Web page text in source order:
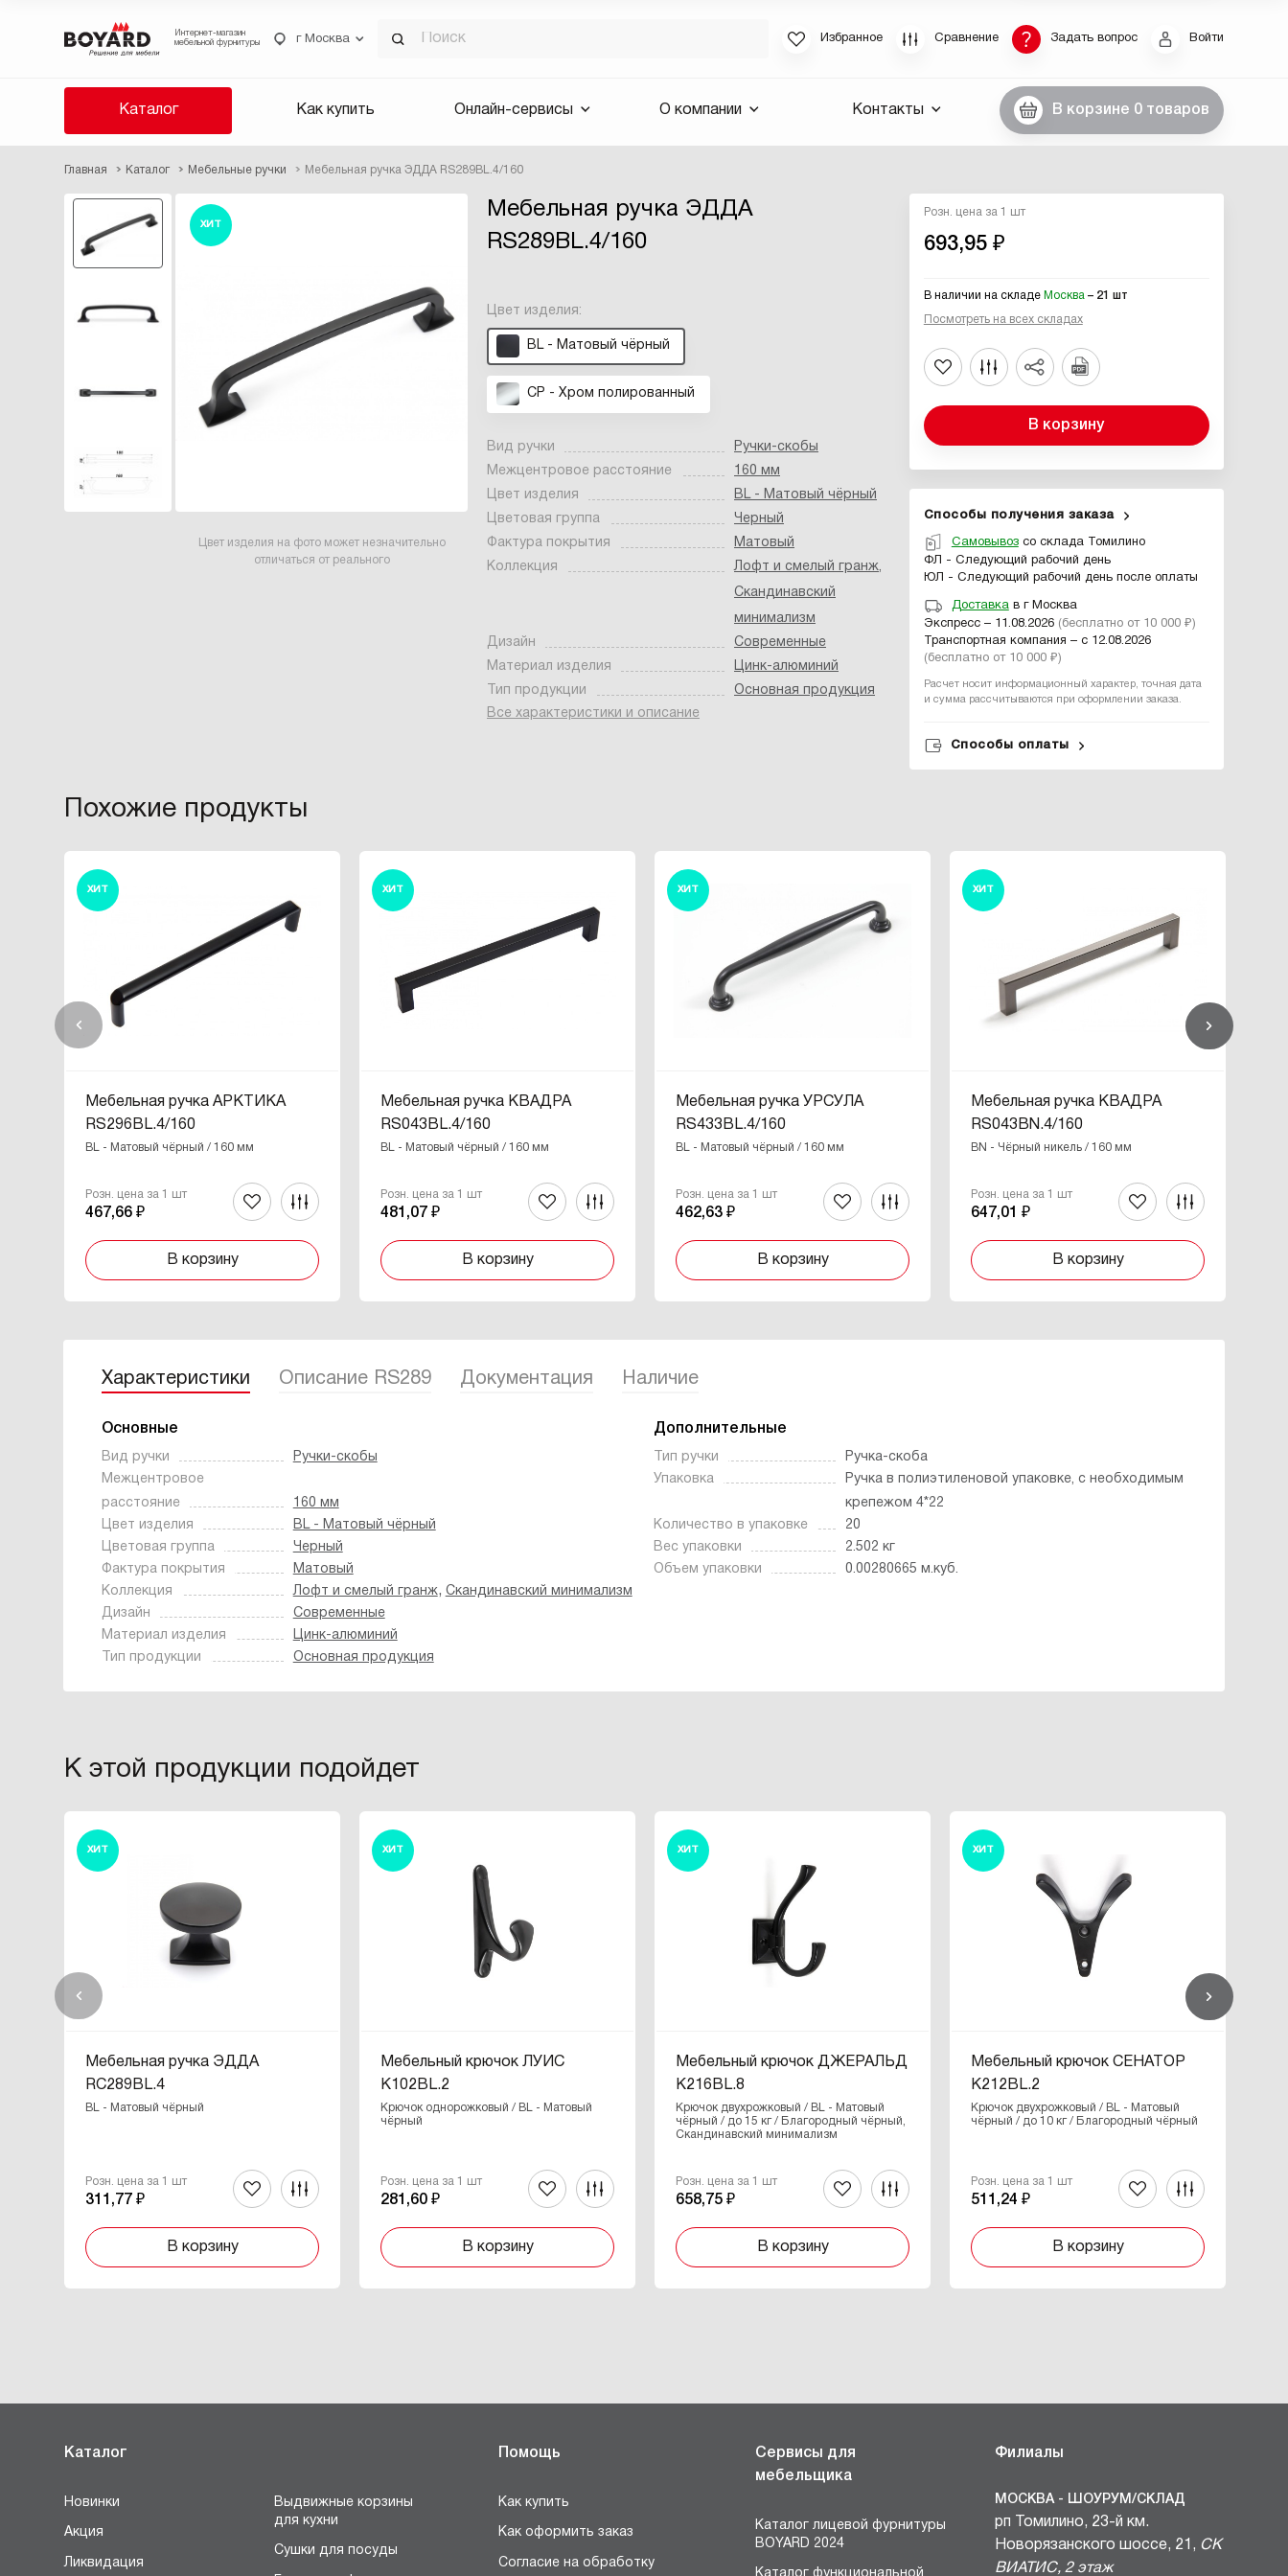
Интернет-магазин
мебельной фурнитуры
г Москва Избранное Сравнение Задать вопрос Войти
Каталог Как купить Онлайн-сервисы О компании Контакты В корзине 0 товаров
Главная Каталог Мебельные ручки Мебельная ручка ЭДДА RS289BL.4/160
Мебельная ручка ЭДДА
RS289BL.4/160
ХИТ
Цвет изделия на фото может незначительно
отличаться от реального
Цвет изделия:
BL - Матовый чёрный
CP - Хром полированный
Вид ручки
Ручки-скобы
Межцентровое расстояние
160 мм
Цвет изделия
BL - Матовый чёрный
Цветовая группа
Черный
Фактура покрытия
Матовый
Коллекция
Лофт и смелый гранж
Скандинавский
минимализм
Дизайн
Современные
Материал изделия
Цинк-алюминий
Тип продукции
Основная продукция
Все характеристики и описание
Розн. цена за 1 шт
693,95 ₽
В наличии на складе Москва – 21 шт
Посмотреть на всех складах
В корзину
Способы получения заказа
Самовывозсо склада Томилино
ФЛ - Следующий рабочий день
ЮЛ - Следующий рабочий день после оплаты
Доставкав г Москва
Экспресс – 11.08.2026 (бесплатно от 10 000 ₽)
Транспортная компания – с 12.08.2026
(бесплатно от 10 000 ₽)
Расчет носит информационный характер, точная дата
и сумма рассчитываются при оформлении заказа.
Способы оплаты
Похожие продукты
ХИТ
Мебельная ручка АРКТИКА
RS296BL.4/160
BL - Матовый чёрный / 160 мм
Розн. цена за 1 шт
467,66 ₽
В корзину
ХИТ
Мебельная ручка КВАДРА
RS043BL.4/160
BL - Матовый чёрный / 160 мм
Розн. цена за 1 шт
481,07 ₽
В корзину
ХИТ
Мебельная ручка УРСУЛА
RS433BL.4/160
BL - Матовый чёрный / 160 мм
Розн. цена за 1 шт
462,63 ₽
В корзину
ХИТ
Мебельная ручка КВАДРА
RS043BN.4/160
BN - Чёрный никель / 160 мм
Розн. цена за 1 шт
647,01 ₽
В корзину
Характеристики Описание RS289 Документация Наличие
Основные
Вид ручки
Ручки-скобы
Межцентровое
расстояние
160 мм
Цвет изделия
BL - Матовый чёрный
Цветовая группа
Черный
Фактура покрытия
Матовый
Коллекция
Лофт и смелый гранж, Скандинавский минимализм
Дизайн
Современные
Материал изделия
Цинк-алюминий
Тип продукции
Основная продукция
Дополнительные
Тип ручки
Ручка-скоба
Упаковка
Ручка в полиэтиленовой упаковке, с необходимым
крепежом 4*22
Количество в упаковке
20
Вес упаковки
2.502 кг
Объем упаковки
0.00280665 м.куб.
К этой продукции подойдет
ХИТ
Мебельная ручка ЭДДА
RC289BL.4
BL - Матовый чёрный
Розн. цена за 1 шт
311,77 ₽
В корзину
ХИТ
Мебельный крючок ЛУИС
K102BL.2
Крючок однорожковый / BL - Матовый
чёрный
Розн. цена за 1 шт
281,60 ₽
В корзину
ХИТ
Мебельный крючок ДЖЕРАЛЬД
K216BL.8
Крючок двухрожковый / BL - Матовый
чёрный / до 15 кг / Благородный чёрный,
Скандинавский минимализм
Розн. цена за 1 шт
658,75 ₽
В корзину
ХИТ
Мебельный крючок СЕНАТОР
K212BL.2
Крючок двухрожковый / BL - Матовый
чёрный / до 10 кг / Благородный чёрный
Розн. цена за 1 шт
511,24 ₽
В корзину
Каталог
Новинки
Акция
Ликвидация
Выдвижные корзины
для кухни
Сушки для посуды
Помощь
Как купить
Как оформить заказ
Согласие на обработку
Сервисы для
мебельщика
Каталог лицевой фурнитуры
BOYARD 2024
Филиалы
МОСКВА - ШОУРУМ/СКЛАД
рп Томилино, 23-й км.
Новорязанского шоссе, 21, СК
ВИАТИС, 2 этаж
Восстановление пароля
Если вы забыли пароль, введите E-Mail. Контрольная строка
для смены пароля, а также ваши регистрационные данные,
будут высланы вам по E-Mail.
Выслать ссылку для восстановления